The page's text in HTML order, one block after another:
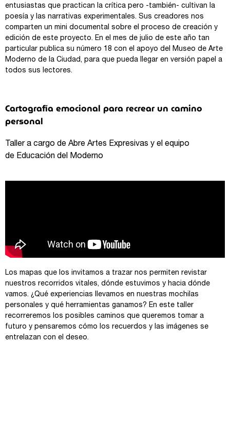
entusiastas que practican la crítica pero -también- cultivan la
poesía y las narrativas experimentales. Sus creadores nos
comparten un mini documental sobre el proceso de creación y
edición de este proyecto. En el mes de julio de este año tan
particular publica su número 18 con el apoyo del Museo de Arte
Moderno de la Ciudad, para que pueda llegar en versión papel a
todos sus lectores.
Cartografía emocional para recrear un camino
personal
Taller a cargo de Abre Artes Expresivas y el equipo
de Educación del Moderno
Los mapas que los invitamos a trazar nos permiten revistar
nuestros recorridos vitales, dónde estuvimos y hacia dónde
vamos. ¿Qué experiencias llevamos en nuestras mochilas
personales y qué herramientas ganamos? En este taller
recorreremos los posibles caminos que queremos tomar a
futuro y pensaremos cómo los recuerdos y las imágenes se
entrelazan con el deseo.